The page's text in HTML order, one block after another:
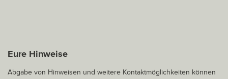
Eure Hinweise
Abgabe von Hinweisen und weitere Kontaktmöglichkeiten können